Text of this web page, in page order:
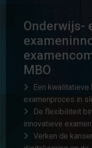
Onderwijs-
MBO
Een
examenproces in
De flexibiliteit
innovatieve
Verken de